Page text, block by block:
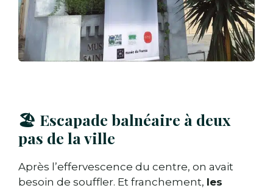
🏖️ Escapade balnéaire à deux
pas de la ville
Après l’effervescence du centre, on avait
besoin de souffler. Et franchement, les